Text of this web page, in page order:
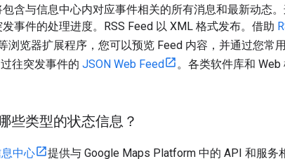
含与信息中心内对应事件相关的所有消息和最新动态
事件的处理进度。RSS Feed 以 XML 格式发布。借助
浏览器扩展程序，您可以预览 Feed 内容，并通过您常
往突发事件的 JSON Web Feed 。各类软件库和 Web
些类型的状态信息？
中心 提供与 Google Maps Platform 中的 API 和服